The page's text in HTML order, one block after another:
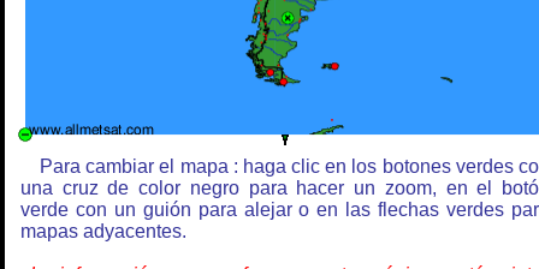
Para cambiar el mapa : haga clic en los botones verdes
una cruz de color negro para hacer un zoom, en el
verde con un guión para alejar o en las flechas verdes
mapas adyacentes.